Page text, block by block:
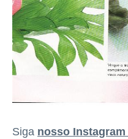
Siga nosso Instagram